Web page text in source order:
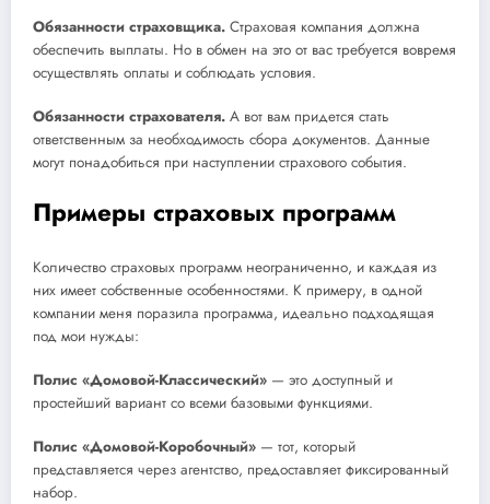
Обязанности страховщика. Страховая компания должна
обеспечить выплаты. Но в обмен на это от вас требуется вовремя
осуществлять оплаты и соблюдать условия.
Обязанности страхователя. А вот вам придется стать
ответственным за необходимость сбора документов. Данные
могут понадобиться при наступлении страхового события.
Примеры страховых программ
Количество страховых программ неограниченно, и каждая из
них имеет собственные особенностями. К примеру, в одной
компании меня поразила программа, идеально подходящая
под мои нужды:
Полис «Домовой-Классический» — это доступный и
простейший вариант со всеми базовыми функциями.
Полис «Домовой-Коробочный» — тот, который
представляется через агентство, предоставляет фиксированный
набор.